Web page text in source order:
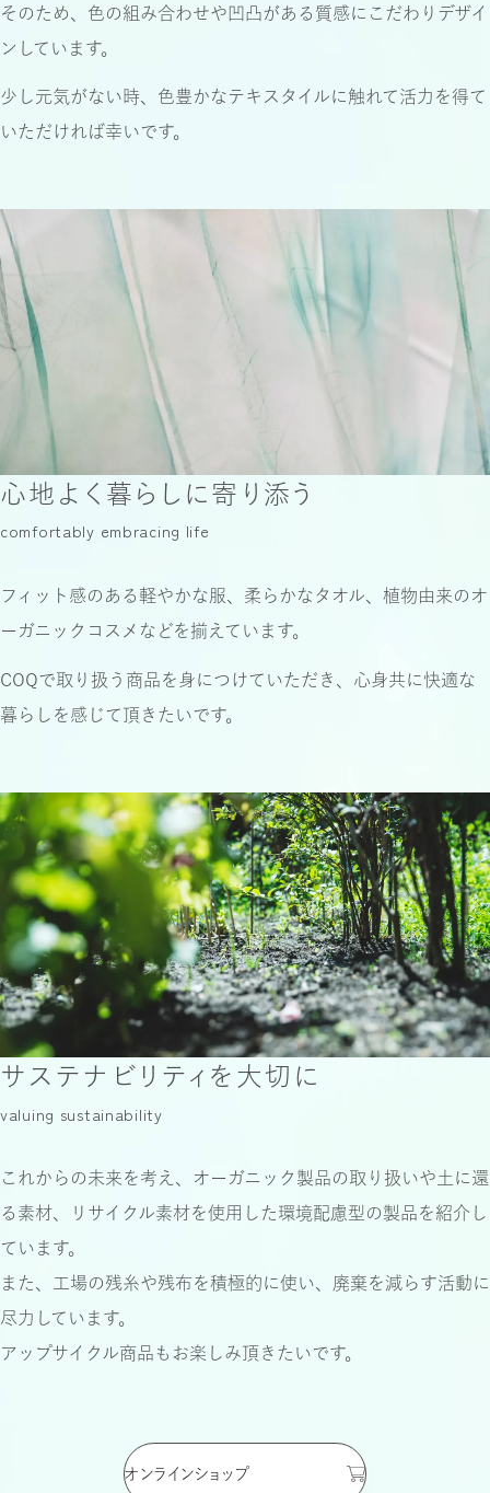
そのため、色の組み合わせや凹凸がある質感に こだわりデザイ
ンしています。
少し元気がない時、色豊かなテキスタイルに触れて活力を得て
いただければ幸いです。
心地よく暮らしに寄り添う
comfortably embracing life
フィット感のある軽やかな服、柔らかなタオル、 植物由来のオ
ーガニックコスメなどを揃えています。
COQで取り扱う商品を身につけていただき、 心身共に快適な
暮らしを感じて頂きたいです。
サステナビリティを大切に
valuing sustainability
これからの未来を考え、
オーガニック製品の取り扱いや土に還
る素材、
リサイクル素材を使用した環境配慮型の製品を紹介し
ています。
また、工場の残糸や残布を積極的に使い、 廃棄を減らす活動に
尽力しています。
アップサイクル商品もお楽しみ頂きたいです。
オンラインショップ